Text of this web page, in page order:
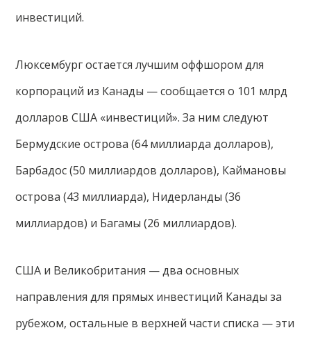
инвестиций.
Люксембург остается лучшим оффшором для
корпораций из Канады — сообщается о 101 млрд
долларов США «инвестиций». За ним следуют
Бермудские острова (64 миллиарда долларов),
Барбадос (50 миллиардов долларов), Каймановы
острова (43 миллиарда), Нидерланды (36
миллиардов) и Багамы (26 миллиардов).
США и Великобритания — два основных
направления для прямых инвестиций Канады за
рубежом, остальные в верхней части списка — эти